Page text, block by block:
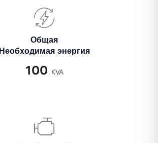
Общая
Необходимая энергия
100 KVA